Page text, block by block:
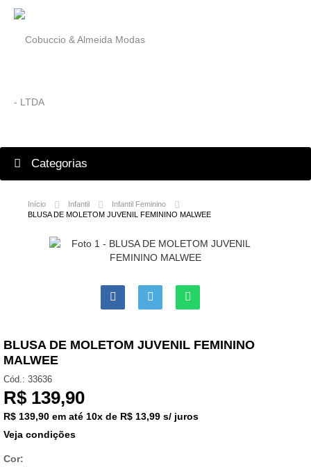
Categorias
Início Infantil
Infantil Feminino
BLUSA DE MOLETOM JUVENIL FEMININO MALWEE

BLUSA DE MOLETOM JUVENIL FEMININO
MALWEE
Cód.: 33636
R$ 139,90
R$ 139,90 em até 10x de R$ 13,99 s/ juros
Veja condições
Cor: